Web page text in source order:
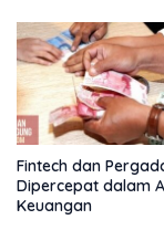
Fintech dan
Dipercepat dalam
Keuangan